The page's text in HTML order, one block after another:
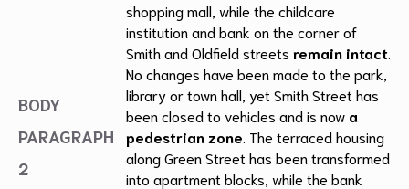
BODY
PARAGRAPH
2
shopping mall, while the childcare
institution and bank on the corner of
Smith and Oldfield streets remain intact
No changes have been made to the park,
library or town hall, yet Smith Street has
been closed to vehicles and is now a
pedestrian zone . The terraced housing
along Green Street has been transformed
into apartment blocks, while the bank